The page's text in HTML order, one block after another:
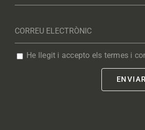
He llegit i accepto els termes i